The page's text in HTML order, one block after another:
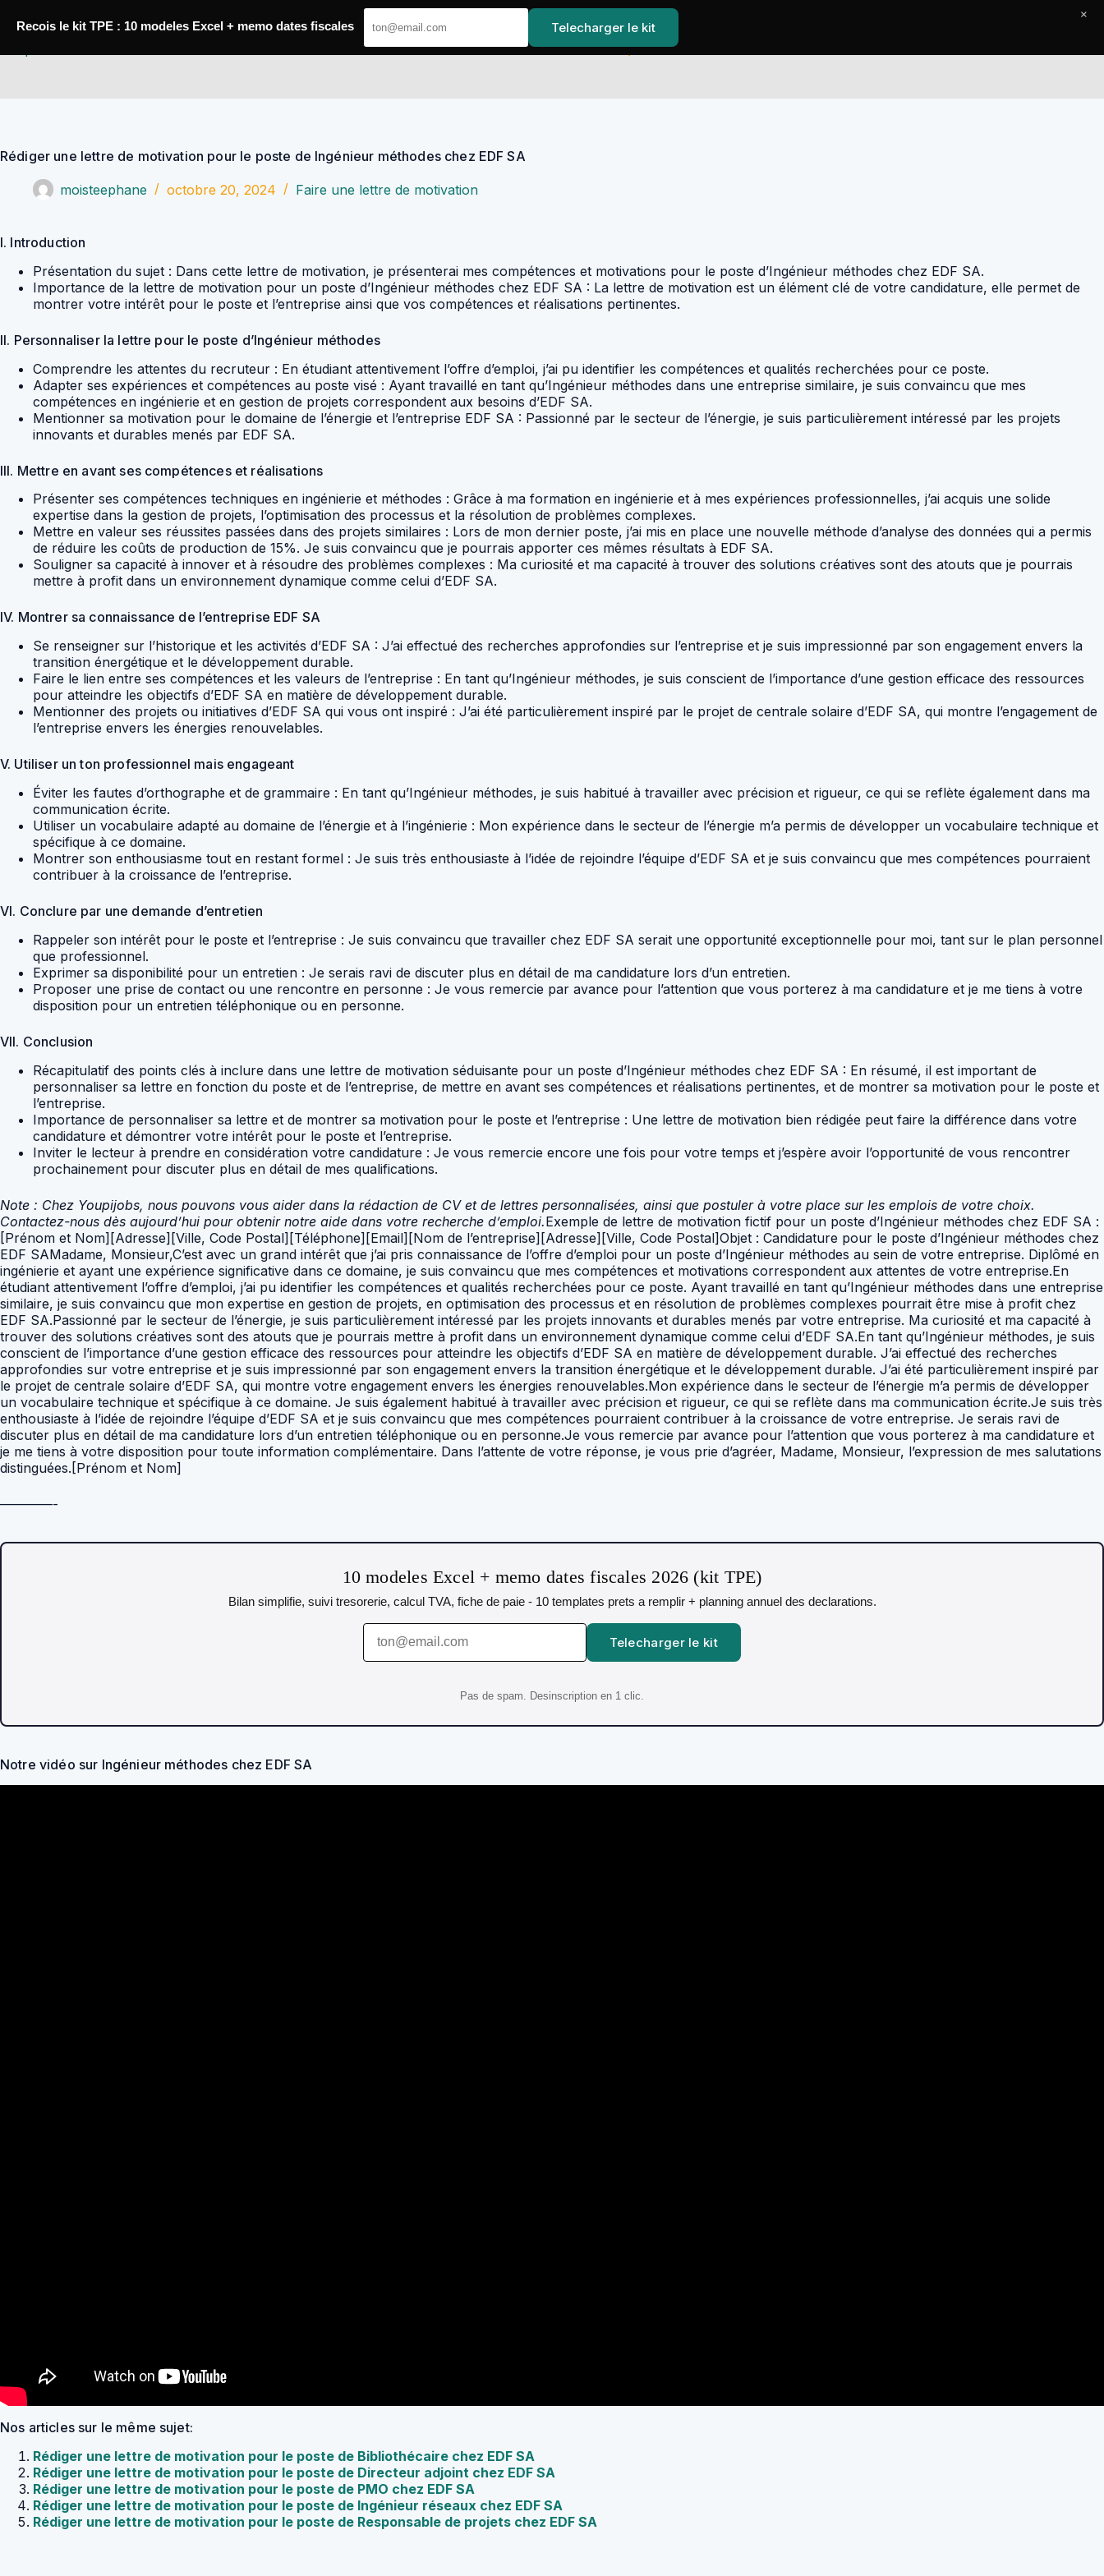
Rédiger une lettre de motivation pour le poste de Ingénieur méthodes chez EDF SA
moisteephane octobre 20, 2024 Faire une lettre de motivation
I. Introduction
Présentation du sujet : Dans cette lettre de motivation, je présenterai mes compétences et motivations pour le poste d’Ingénieur méthodes chez EDF SA.
Importance de la lettre de motivation pour un poste d’Ingénieur méthodes chez EDF SA : La lettre de motivation est un élément clé de votre candidature, elle permet de
montrer votre intérêt pour le poste et l’entreprise ainsi que vos compétences et réalisations pertinentes.
II. Personnaliser la lettre pour le poste d’Ingénieur méthodes
Comprendre les attentes du recruteur : En étudiant attentivement l’offre d’emploi, j’ai pu identifier les compétences et qualités recherchées pour ce poste.
Adapter ses expériences et compétences au poste visé : Ayant travaillé en tant qu’Ingénieur méthodes dans une entreprise similaire, je suis convaincu que mes
compétences en ingénierie et en gestion de projets correspondent aux besoins d’EDF SA.
Mentionner sa motivation pour le domaine de l’énergie et l’entreprise EDF SA : Passionné par le secteur de l’énergie, je suis particulièrement intéressé par les projets
innovants et durables menés par EDF SA.
III. Mettre en avant ses compétences et réalisations
Présenter ses compétences techniques en ingénierie et méthodes : Grâce à ma formation en ingénierie et à mes expériences professionnelles, j’ai acquis une solide
expertise dans la gestion de projets, l’optimisation des processus et la résolution de problèmes complexes.
Mettre en valeur ses réussites passées dans des projets similaires : Lors de mon dernier poste, j’ai mis en place une nouvelle méthode d’analyse des données qui a permis
de réduire les coûts de production de 15%. Je suis convaincu que je pourrais apporter ces mêmes résultats à EDF SA.
Souligner sa capacité à innover et à résoudre des problèmes complexes : Ma curiosité et ma capacité à trouver des solutions créatives sont des atouts que je pourrais
mettre à profit dans un environnement dynamique comme celui d’EDF SA.
IV. Montrer sa connaissance de l’entreprise EDF SA
Se renseigner sur l’historique et les activités d’EDF SA : J’ai effectué des recherches approfondies sur l’entreprise et je suis impressionné par son engagement envers la
transition énergétique et le développement durable.
Faire le lien entre ses compétences et les valeurs de l’entreprise : En tant qu’Ingénieur méthodes, je suis conscient de l’importance d’une gestion efficace des ressources
pour atteindre les objectifs d’EDF SA en matière de développement durable.
Mentionner des projets ou initiatives d’EDF SA qui vous ont inspiré : J’ai été particulièrement inspiré par le projet de centrale solaire d’EDF SA, qui montre l’engagement de
l’entreprise envers les énergies renouvelables.
V. Utiliser un ton professionnel mais engageant
Éviter les fautes d’orthographe et de grammaire : En tant qu’Ingénieur méthodes, je suis habitué à travailler avec précision et rigueur, ce qui se reflète également dans ma
communication écrite.
Utiliser un vocabulaire adapté au domaine de l’énergie et à l’ingénierie : Mon expérience dans le secteur de l’énergie m’a permis de développer un vocabulaire technique et
spécifique à ce domaine.
Montrer son enthousiasme tout en restant formel : Je suis très enthousiaste à l’idée de rejoindre l’équipe d’EDF SA et je suis convaincu que mes compétences pourraient
contribuer à la croissance de l’entreprise.
VI. Conclure par une demande d’entretien
Rappeler son intérêt pour le poste et l’entreprise : Je suis convaincu que travailler chez EDF SA serait une opportunité exceptionnelle pour moi, tant sur le plan personnel
que professionnel.
Exprimer sa disponibilité pour un entretien : Je serais ravi de discuter plus en détail de ma candidature lors d’un entretien.
Proposer une prise de contact ou une rencontre en personne : Je vous remercie par avance pour l’attention que vous porterez à ma candidature et je me tiens à votre
disposition pour un entretien téléphonique ou en personne.
VII. Conclusion
Récapitulatif des points clés à inclure dans une lettre de motivation séduisante pour un poste d’Ingénieur méthodes chez EDF SA : En résumé, il est important de
personnaliser sa lettre en fonction du poste et de l’entreprise, de mettre en avant ses compétences et réalisations pertinentes, et de montrer sa motivation pour le poste et
l’entreprise.
Importance de personnaliser sa lettre et de montrer sa motivation pour le poste et l’entreprise : Une lettre de motivation bien rédigée peut faire la différence dans votre
candidature et démontrer votre intérêt pour le poste et l’entreprise.
Inviter le lecteur à prendre en considération votre candidature : Je vous remercie encore une fois pour votre temps et j’espère avoir l’opportunité de vous rencontrer
prochainement pour discuter plus en détail de mes qualifications.
Note : Chez Youpijobs, nous pouvons vous aider dans la rédaction de CV et de lettres personnalisées, ainsi que postuler à votre place sur les emplois de votre choix.
Contactez-nous dès aujourd’hui pour obtenir notre aide dans votre recherche d’emploi.Exemple de lettre de motivation fictif pour un poste d’Ingénieur méthodes chez EDF SA :
[Prénom et Nom][Adresse][Ville, Code Postal][Téléphone][Email][Nom de l’entreprise][Adresse][Ville, Code Postal]Objet : Candidature pour le poste d’Ingénieur méthodes chez
EDF SAMadame, Monsieur,C’est avec un grand intérêt que j’ai pris connaissance de l’offre d’emploi pour un poste d’Ingénieur méthodes au sein de votre entreprise. Diplômé en
ingénierie et ayant une expérience significative dans ce domaine, je suis convaincu que mes compétences et motivations correspondent aux attentes de votre entreprise.En
étudiant attentivement l’offre d’emploi, j’ai pu identifier les compétences et qualités recherchées pour ce poste. Ayant travaillé en tant qu’Ingénieur méthodes dans une entreprise
similaire, je suis convaincu que mon expertise en gestion de projets, en optimisation des processus et en résolution de problèmes complexes pourrait être mise à profit chez
EDF SA.Passionné par le secteur de l’énergie, je suis particulièrement intéressé par les projets innovants et durables menés par votre entreprise. Ma curiosité et ma capacité à
trouver des solutions créatives sont des atouts que je pourrais mettre à profit dans un environnement dynamique comme celui d’EDF SA.En tant qu’Ingénieur méthodes, je suis
conscient de l’importance d’une gestion efficace des ressources pour atteindre les objectifs d’EDF SA en matière de développement durable. J’ai effectué des recherches
approfondies sur votre entreprise et je suis impressionné par son engagement envers la transition énergétique et le développement durable. J’ai été particulièrement inspiré par
le projet de centrale solaire d’EDF SA, qui montre votre engagement envers les énergies renouvelables.Mon expérience dans le secteur de l’énergie m’a permis de développer
un vocabulaire technique et spécifique à ce domaine. Je suis également habitué à travailler avec précision et rigueur, ce qui se reflète dans ma communication écrite.Je suis très
enthousiaste à l’idée de rejoindre l’équipe d’EDF SA et je suis convaincu que mes compétences pourraient contribuer à la croissance de votre entreprise. Je serais ravi de
discuter plus en détail de ma candidature lors d’un entretien téléphonique ou en personne.Je vous remercie par avance pour l’attention que vous porterez à ma candidature et
je me tiens à votre disposition pour toute information complémentaire. Dans l’attente de votre réponse, je vous prie d’agréer, Madame, Monsieur, l’expression de mes salutations
distinguées.[Prénom et Nom]
————-
10 modeles Excel + memo dates fiscales 2026 (kit TPE)
Bilan simplifie, suivi tresorerie, calcul TVA, fiche de paie - 10 templates prets a remplir + planning annuel des declarations.
Telecharger le kit
Pas de spam. Desinscription en 1 clic.
Notre vidéo sur Ingénieur méthodes chez EDF SA
Nos articles sur le même sujet:
Rédiger une lettre de motivation pour le poste de Bibliothécaire chez EDF SA
Rédiger une lettre de motivation pour le poste de Directeur adjoint chez EDF SA
Rédiger une lettre de motivation pour le poste de PMO chez EDF SA
Rédiger une lettre de motivation pour le poste de Ingénieur réseaux chez EDF SA
Rédiger une lettre de motivation pour le poste de Responsable de projets chez EDF SA
Recois le kit TPE : 10 modeles Excel + memo dates fiscales Telecharger le kit
×